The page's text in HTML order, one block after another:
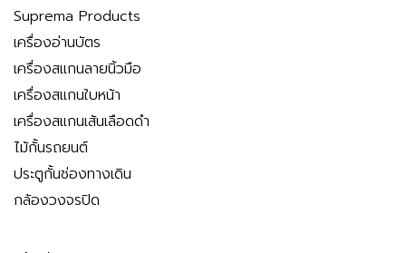
Suprema Products
เครื่องอ่านบัตร
เครื่องสแกนลายนิ้วมือ
เครื่องสแกนใบหน้า
เครื่องสแกนเส้นเลือดดำ
ไม้กั้นรถยนต์
ประตูกั้นช่องทางเดิน
กล้องวงจรปิด